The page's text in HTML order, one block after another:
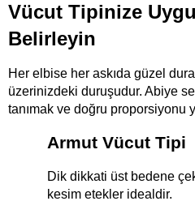
Vücut Tipinize
Belirleyin
Her elbise her askıda güzel
üzerinizdeki duruşudur. Abiye
tanımak ve doğru proporsiyonu
Armut Vücut Tipi
Dik dikkati üst bedene
kesim etekler idealdir.